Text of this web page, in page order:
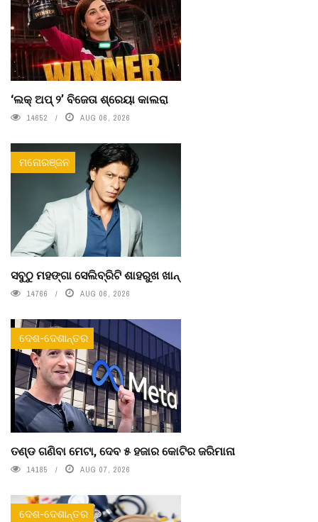
‘ଲକ୍ ଅପ୍ ୨’ ବିଜେତା ଶ୍ରେୟା କାଲରା
14652 AUG 06, 2026
ମନୋରଞ୍ଜନ
ସବୁଠୁ ମହଙ୍ଗା ସେଲିବ୍ରିଟି ଶାହରୁଖ ଖାନ୍
14766 AUG 06, 2026
ଦେଶ-ଦେଶାନ୍ତର
ତଣ୍ଡ ଗଣିବା ମେଟା, ଦେବ ୫ ହଜାର କୋଟିର ଜରିମାନା
14185 AUG 07, 2026
ଦେଶ-ଦେଶାନ୍ତର